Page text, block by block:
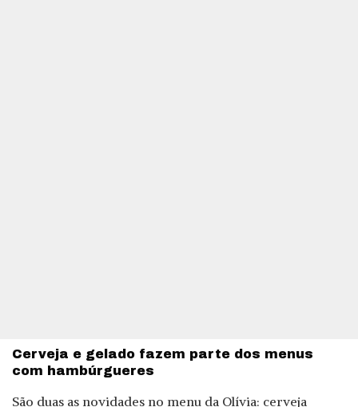
Cerveja e gelado fazem parte dos menus
com hambúrgueres
São duas as novidades no menu da Olívia: cerveja